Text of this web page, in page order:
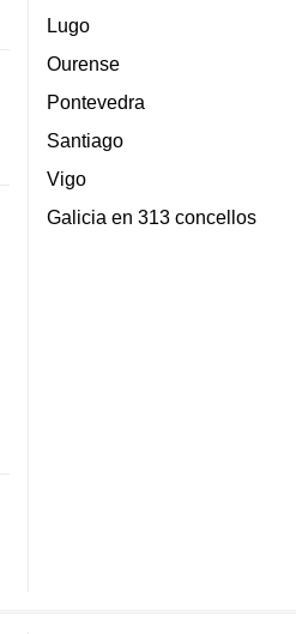
Lugo
Ourense
Pontevedra
Santiago
Vigo
Galicia en 313 concellos